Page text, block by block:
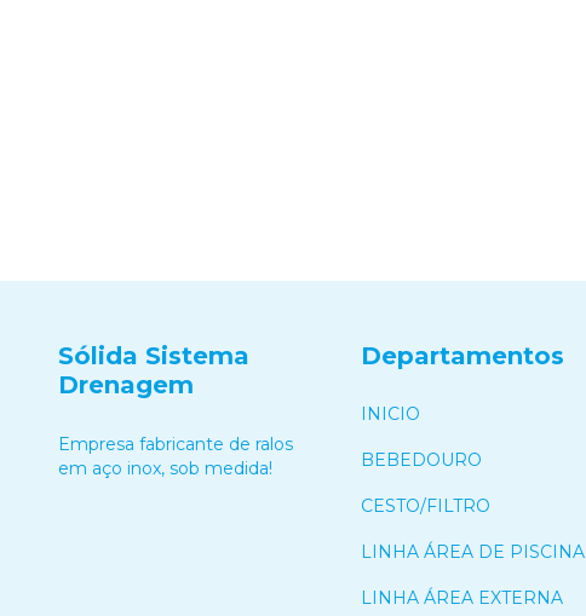
Sólida Sistema
Drenagem
Empresa fabricante de ralos
em aço inox, sob medida!
Departamentos
INICIO
BEBEDOURO
CESTO/FILTRO
LINHA ÁREA DE PISCINA
LINHA ÁREA EXTERNA